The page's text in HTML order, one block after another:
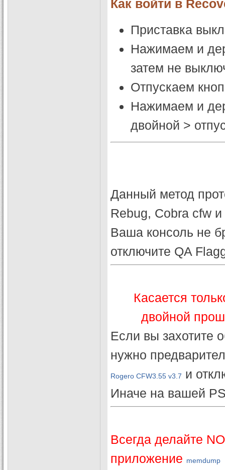
Как войти в
Приставка
Нажимаем и
затем не
Отпускаем
Нажимаем и
двойной >
Данный метод
Rebug, Cobra cfw
Ваша консоль не
отключите QA
Касается
двойной
Если вы захотите
нужно
Rogero CFW3.55 v3.7 и
Иначе на вашей
Всегда делайте
приложение memdump